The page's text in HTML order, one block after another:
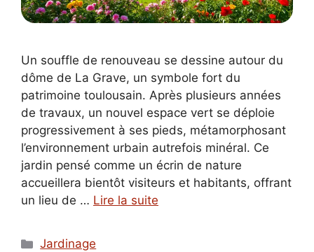
Un souffle de renouveau se dessine autour du
dôme de La Grave, un symbole fort du
patrimoine toulousain. Après plusieurs années
de travaux, un nouvel espace vert se déploie
progressivement à ses pieds, métamorphosant
l’environnement urbain autrefois minéral. Ce
jardin pensé comme un écrin de nature
accueillera bientôt visiteurs et habitants, offrant
un lieu de … Lire la suite
Catégories
Jardinage